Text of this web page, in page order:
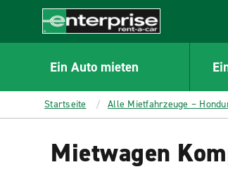
CONTENT
Enterprise
Ein Auto mieten
Startseite Alle Mietfahrzeuge –
Mietwagen